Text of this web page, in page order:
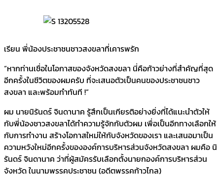
เรียน พี่น้องประชาชนชาวสงขลาที่เคารพรัก
“หากท่านเชื่อในโอกาสของจังหวัดสงขลา นี่คือก้าวย่างที่สำคัญที่สุด
อีกครั้งในชีวิตของผมครับ ที่จะเสนอตัวเป็นคนของประชาชนชาว
สงขลา และพร้อมทำทันที !”
ผม นายนิรันดร์ จินดานาค รู้สึกเป็นเกียรติอย่างยิ่งที่ได้แนะนำตัวให้
กับพี่น้องชาวสงขลาได้ทำความรู้จักกับตัวผม เพื่อเป็นอีกทางเลือกให้
กับการทำงาน สร้างโอกาสใหม่ให้กับจังหวัดของเรา และเสนอมาเป็น
ความหวังใหม่อีกครั้งขององค์การบริหารส่วนจังหวัดสงขลา ผมคือ นิ
รันดร์ จินดานาค ว่าที่ผู้สมัครรับเลือกตั้งนายกองค์การบริหารส่วน
จังหวัด ในนามพรรคประชาชน (อดีตพรรคก้าวไกล)